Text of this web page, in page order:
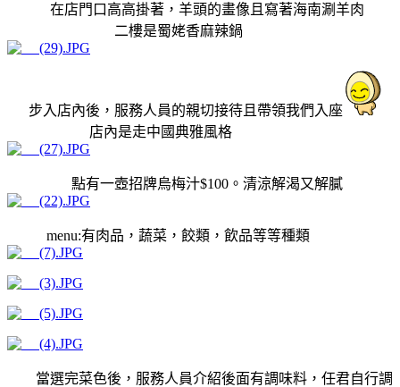
在店門口高高掛著，羊頭的畫像且寫著海南涮羊肉
二樓是蜀姥香麻辣鍋
步入店內後，服務人員的親切接待且帶領我們入座
店內是走中國典雅風格
點有一壺招牌烏梅汁$100。清涼解渴又解膩
menu:有肉品，蔬菜，餃類，飲品等等種類
當選完菜色後，服務人員介紹後面有調味料，任君自行調